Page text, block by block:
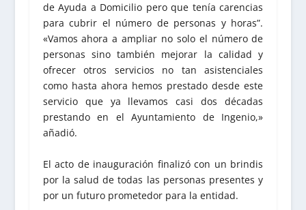
de Ayuda a Domicilio pero que tenía carencias
para cubrir el número de personas y horas”.
«Vamos ahora a ampliar no solo el número de
personas sino también mejorar la calidad y
ofrecer otros servicios no tan asistenciales
como hasta ahora hemos prestado desde este
servicio que ya llevamos casi dos décadas
prestando en el Ayuntamiento de Ingenio,»
añadió.
El acto de inauguración finalizó con un brindis
por la salud de todas las personas presentes y
por un futuro prometedor para la entidad.